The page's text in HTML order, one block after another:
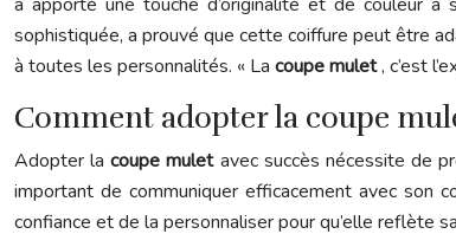
sophistiquée, a prouvé que cette coiffure peut être
à toutes les personnalités. « La coupe mulet, c’est
Comment adopter la coupe
Adopter lacoupe mulet avec succès nécessite de
important de communiquer efficacement avec son
confiance et de la personnaliser pour qu’elle reflète